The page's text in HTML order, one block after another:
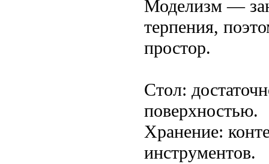
Моделизм —
терпения,
простор.
Стол:
поверхностью.
Хранение:
инструментов.